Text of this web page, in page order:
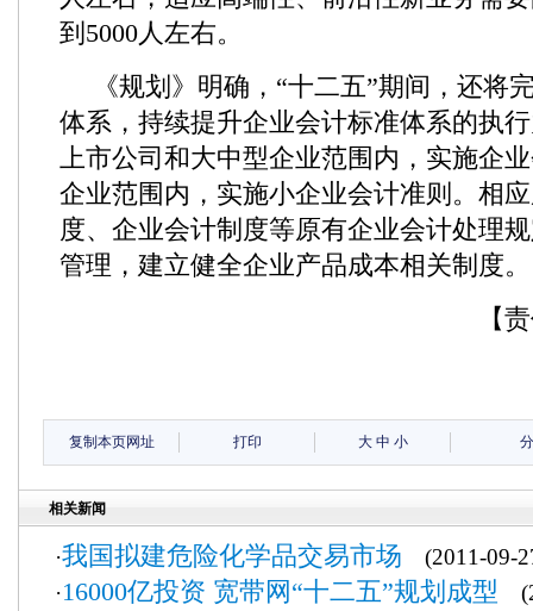
到5000人左右。
《规划》明确，“十二五”期间，还将
体系，持续提升企业会计标准体系的执
上市公司和大中型企业范围内，实施企
企业范围内，实施小企业会计准则。相
度、企业会计制度等原有企业会计处理
管理，建立健全企业产品成本相关制度
【
复制本页网址 打印 大 中 小
相关新闻
·我国拟建危险化学品交易市场 (2011-09-
·16000亿投资 宽带网“十二五”规划成型